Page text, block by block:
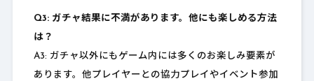
Q3: ガチャ結果に不満があります。他にも楽しめる方法
は？
A3: ガチャ以外にもゲーム内には多くのお楽しみ要素が
あります。他プレイヤーとの協力プレイやイベント参加